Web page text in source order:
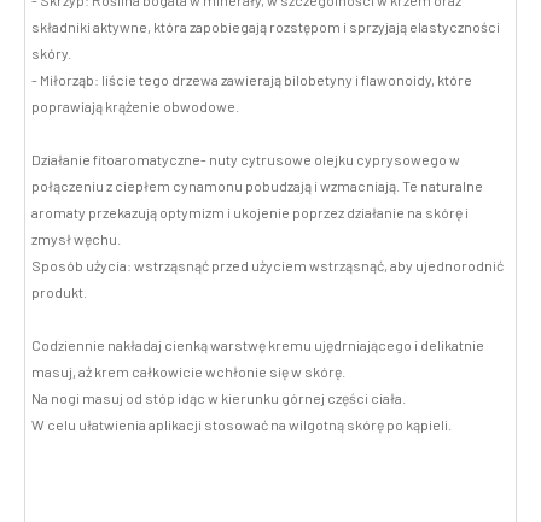
składniki aktywne, która zapobiegają rozstępom i sprzyjają elastyczności
skóry.
- Miłorząb: liście tego drzewa zawierają bilobetyny i flawonoidy, które
poprawiają krążenie obwodowe.
Działanie fitoaromatyczne- nuty cytrusowe olejku cyprysowego w
połączeniu z ciepłem cynamonu pobudzają i wzmacniają. Te naturalne
aromaty przekazują optymizm i ukojenie poprzez działanie na skórę i
zmysł węchu.
Sposób użycia: wstrząsnąć przed użyciem wstrząsnąć, aby ujednorodnić
produkt.
Codziennie nakładaj cienką warstwę kremu ujędrniającego i delikatnie
masuj, aż krem całkowicie wchłonie się w skórę.
Na nogi masuj od stóp idąc w kierunku górnej części ciała.
W celu ułatwienia aplikacji stosować na wilgotną skórę po kąpieli.